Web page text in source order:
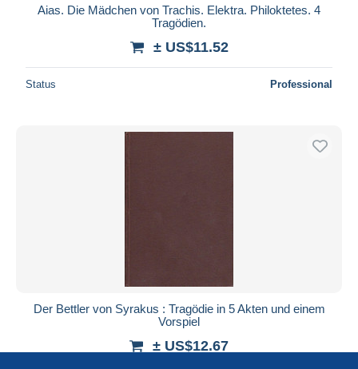
Aias. Die Mädchen von Trachis. Elektra. Philoktetes. 4
Tragödien.
± US$11.52
Status Professional
Der Bettler von Syrakus : Tragödie in 5 Akten und einem
Vorspiel
± US$12.67